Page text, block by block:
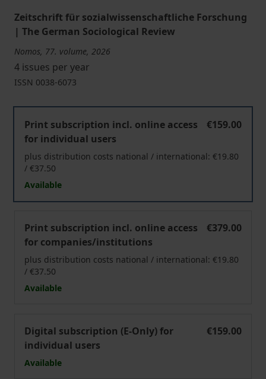
Zeitschrift für sozialwissenschaftliche Forschung
| The German Sociological Review
Nomos, 77. volume, 2026
4 issues per year
ISSN 0038-6073
Print subscription incl. online access
for individual users
€159.00
plus distribution costs national / international: €19.80
/ €37.50
Available
Print subscription incl. online access
for companies/institutions
€379.00
plus distribution costs national / international: €19.80
/ €37.50
Available
Digital subscription (E-Only) for
individual users
€159.00
Available